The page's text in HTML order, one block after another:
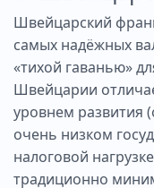
Швейцарский
самых надёжных
«тихой гаванью»
Швейцарии
уровнем развития
очень низком
налоговой
традиционно